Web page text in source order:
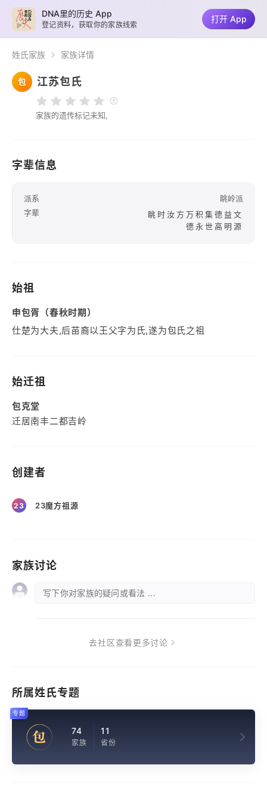
姓氏家族 家族详情
包 江苏包氏
家族的遗传标记未知,
字辈信息
派系
眺岭派
字辈
眺时汝方万积集德益文
德永世高明源
始祖
申包胥（春秋时期）
仕楚为大夫,后苗裔以王父字为氏,遂为包氏之祖
始迁祖
包克堂
迁居南丰二都吉岭
创建者
23 23魔方祖源
家族讨论
写下你对家族的疑问或看法 ...
去社区查看更多讨论
所属姓氏专题
包 74
家族
11
省份
专题
DNA里的历史 App
登记资料，获取你的家族线索
打开 App